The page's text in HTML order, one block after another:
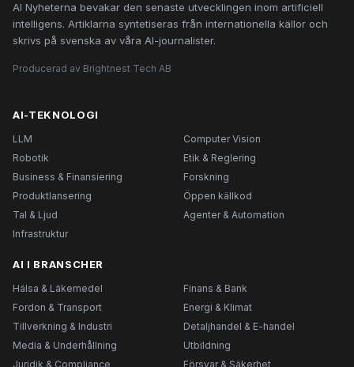
AI Nyheterna bevakar den senaste utvecklingen inom artificiell
intelligens. Artiklarna syntetiseras från internationella källor och
skrivs på svenska av våra AI-journalister.
Producerad av Brightnest Tech AB
AI-TEKNOLOGI
LLM
Computer Vision
Robotik
Etik & Reglering
Business & Finansiering
Forskning
Produktlansering
Öppen källkod
Tal & Ljud
Agenter & Automation
Infrastruktur
AI I BRANSCHER
Hälsa & Läkemedel
Finans & Bank
Fordon & Transport
Energi & Klimat
Tillverkning & Industri
Detaljhandel & E-handel
Media & Underhållning
Utbildning
Juridik & Compliance
Försvar & Säkerhet